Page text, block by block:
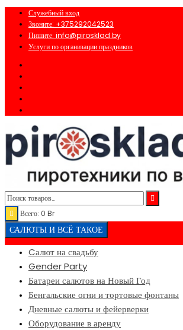
Перейти
содержимому
Служебный вход
Звоните: +375292042523
Пишите: info@pirosklad.by
Услуги по организации праздников
Всего: 0 Br
САЛЮТЫ И ВСЁ ТАКОЕ
Cалют на свадьбу
Gender Party
Батареи салютов на Новый Год
Бенгальские огни и тортовые фонтаны
Дневные салюты и фейерверки
Оборудование в аренду